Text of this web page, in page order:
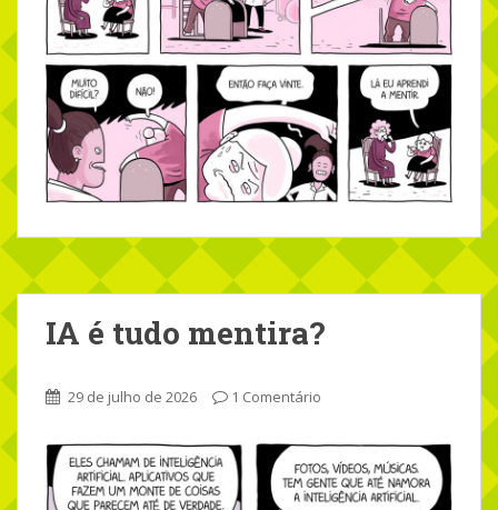
IA é tudo mentira?
29 de julho de 2026 1 Comentário